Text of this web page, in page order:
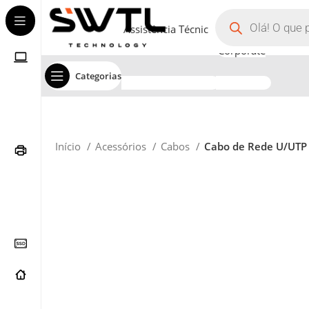
Categorias
Assistência Técnica
Corporate
Início Acessórios Cabos Cabo de Rede U/